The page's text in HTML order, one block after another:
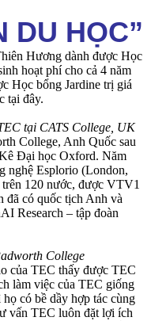
DU HỌC”
Hương dành được Học
hoạt phí cho cả 4 năm
Học bổng Jardine trị giá
tại đây.
tại CATS College, UK
College, Anh Quốc sau
Đại học Oxford. Năm
nghệ Esplorio (London,
120 nước, được VTV1
đã có quốc tịch Anh và
Research – tập đoàn
College
của TEC thấy được TEC
làm việc của TEC giống
có bề dầy hợp tác cùng
vấn TEC luôn đặt lợi ích